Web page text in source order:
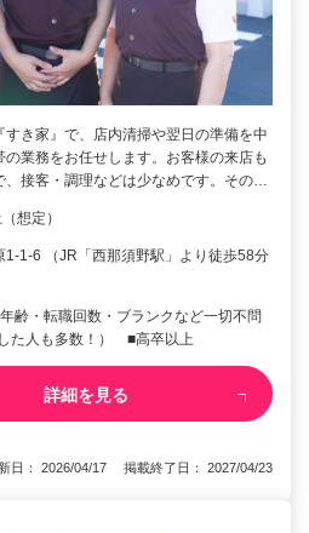
すき家』で、店内清掃や翌日の準備を中
業務をお任せします。お客様の来店も
接客・調理などは少なめです。その…
想定）
1-1-6 （JR「西那須野駅」より徒歩58分
齢・転職回数・ブランクなど一切不問
た人も多数！） ■高卒以上
詳細を見る
日： 2026/04/17 掲載終了日： 2027/04/23